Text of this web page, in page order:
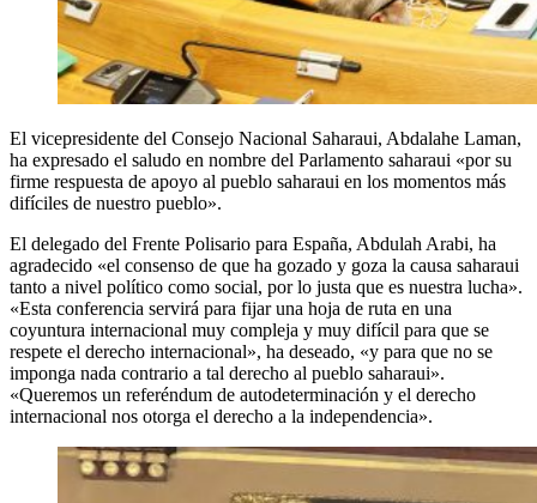
El vicepresidente del Consejo Nacional Saharaui, Abdalahe Laman,
ha expresado el saludo en nombre del Parlamento saharaui «por su
firme respuesta de apoyo al pueblo saharaui en los momentos más
difíciles de nuestro pueblo».
El delegado del Frente Polisario para España, Abdulah Arabi, ha
agradecido «el consenso de que ha gozado y goza la causa saharaui
tanto a nivel político como social, por lo justa que es nuestra lucha».
«Esta conferencia servirá para fijar una hoja de ruta en una
coyuntura internacional muy compleja y muy difícil para que se
respete el derecho internacional», ha deseado, «y para que no se
imponga nada contrario a tal derecho al pueblo saharaui».
«Queremos un referéndum de autodeterminación y el derecho
internacional nos otorga el derecho a la independencia».